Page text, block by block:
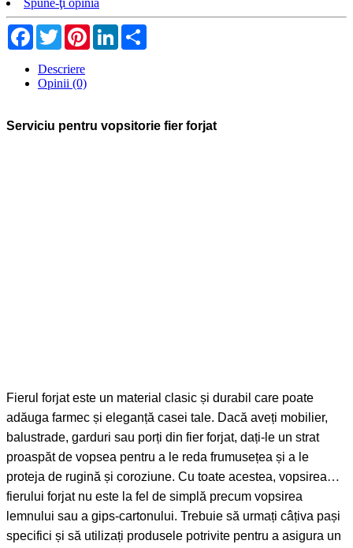
Spune-ţi opinia
Facebook
TwitterPinterestLinkedIn
Descriere
Opinii (0)
Serviciu pentru vopsitorie fier forjat
Fierul forjat este un material clasic și durabil care poate
adăuga farmec și eleganță casei tale. Dacă aveți mobilier,
balustrade, garduri sau porți din fier forjat, dați-le un strat
proaspăt de vopsea pentru a le reda frumusețea și a le
proteja de rugină și coroziune. Cu toate acestea, vopsirea
fierului forjat nu este la fel de simplă precum vopsirea
lemnului sau a gips-cartonului. Trebuie să urmați câțiva pași
specifici și să utilizați produsele potrivite pentru a asigura un